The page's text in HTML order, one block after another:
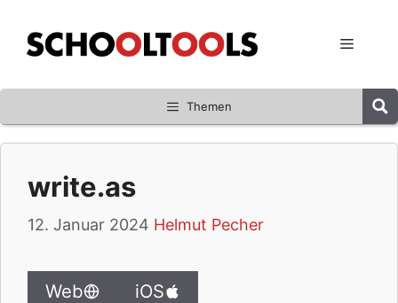
Inhalt
springen
Menü
Themen
write.as
12. Januar 2024 Helmut Pecher
Web iOS